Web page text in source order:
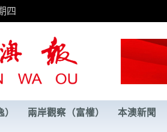
四
兩岸觀察（富權） 本澳新聞